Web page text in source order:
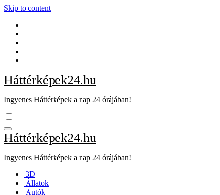
Skip to content
Háttérképek24.hu
Ingyenes Háttérképek a nap 24 órájában!
Háttérképek24.hu
Ingyenes Háttérképek a nap 24 órájában!
3D
Állatok
Autók